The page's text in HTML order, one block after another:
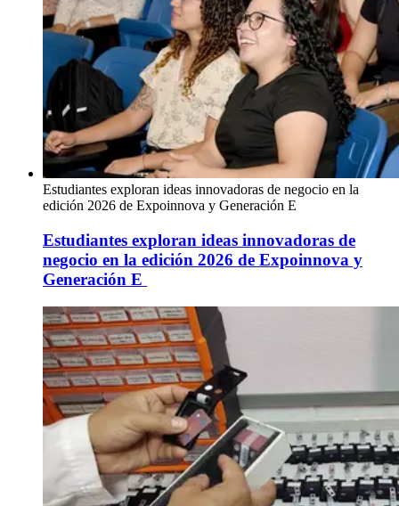
Estudiantes exploran ideas innovadoras de negocio en la
edición 2026 de Expoinnova y Generación E
Estudiantes exploran ideas innovadoras de
negocio en la edición 2026 de Expoinnova y
Generación E